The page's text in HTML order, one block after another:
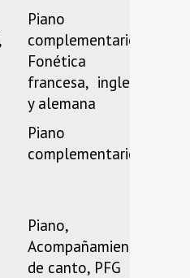
Piano
complementario,
Fonética
francesa, inglesa
y alemana
Piano
complementario
Piano,
Acompañamiento
de canto, PFG